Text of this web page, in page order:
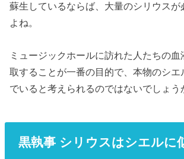
蘇生しているならば、大量のシリウスが
よね。
ミュージックホールに訪れた人たちの
取することが一番の目的で、本物のシエ
でいると考えられるのではないでしょう
黒執事 シリウスはシエルに